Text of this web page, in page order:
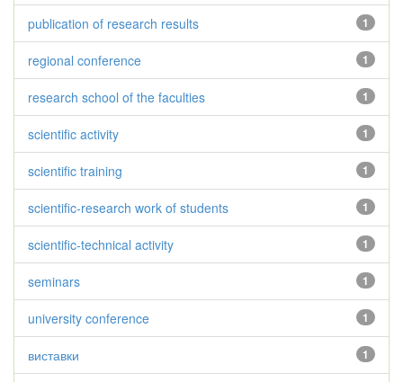
1
publication of research results
1
regional conference
1
research school of the faculties
1
scientific activity
1
scientific training
1
scientific-research work of students
1
scientific-technical activity
1
seminars
1
university conference
1
виставки